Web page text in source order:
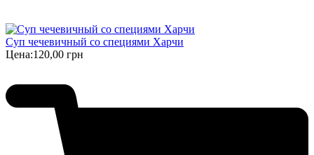
Суп чечевичный со специями Харчи
Цена:120,00 грн